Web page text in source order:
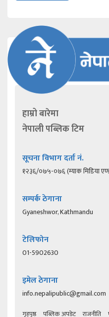
हाम्रो बारेमा
नेपाली पब्लिक टिम
सूचना विभाग दर्ता नं.
१२३६/०७५-०७६ (म्याक मिडिया एण्ड
सम्पर्क ठेगाना
Gyaneshwor, Kathmandu
टेलिफोन
01-5902630
इमेल ठेगाना
info.nepalipublic@gmail.com
गृहपृष्ठ पब्लिक अपडेट राजनीति